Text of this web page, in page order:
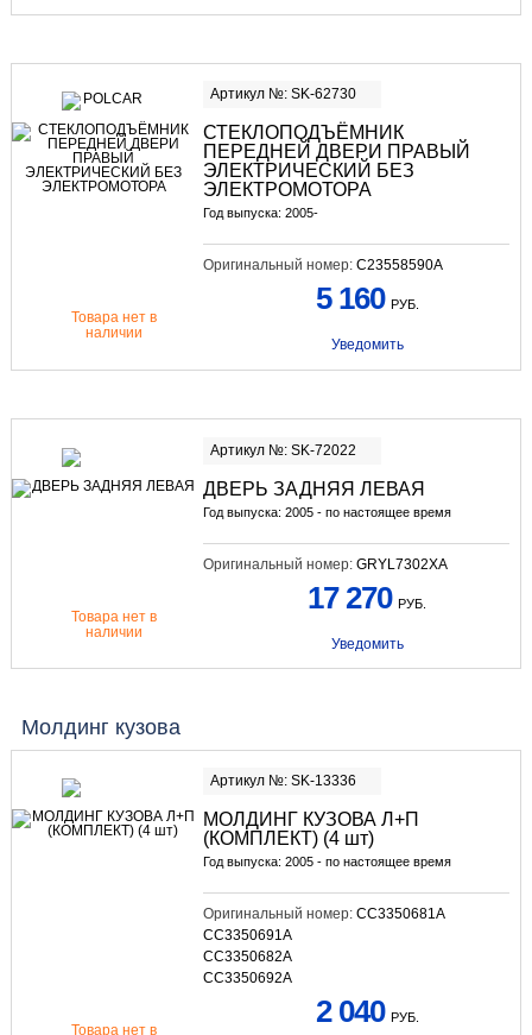
Артикул №: SK-62730
СТЕКЛОПОДЪЁМНИК
ПЕРЕДНЕЙ ДВЕРИ ПРАВЫЙ
ЭЛЕКТРИЧЕСКИЙ БЕЗ
ЭЛЕКТРОМОТОРА
Год выпуска: 2005-
Оригинальный номер: C23558590A
Товара нет в
наличии
5 160 РУБ.
Уведомить
Артикул №: SK-72022
ДВЕРЬ ЗАДНЯЯ ЛЕВАЯ
Год выпуска: 2005 - по настоящее время
Оригинальный номер: GRYL7302XA
Товара нет в
наличии
17 270 РУБ.
Уведомить
Молдинг кузова
Артикул №: SK-13336
МОЛДИНГ КУЗОВА Л+П
(КОМПЛЕКТ) (4 шт)
Год выпуска: 2005 - по настоящее время
Оригинальный номер: CC3350681A
CC3350691A
CC3350682A
CC3350692A
Товара нет в
2 040 РУБ.